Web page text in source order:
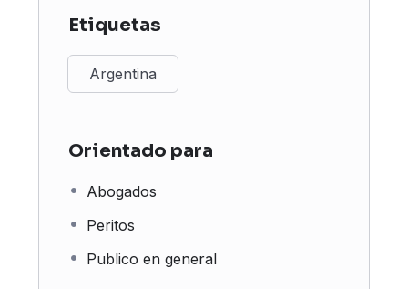
Etiquetas
Argentina
Orientado para
Abogados
Peritos
Publico en general